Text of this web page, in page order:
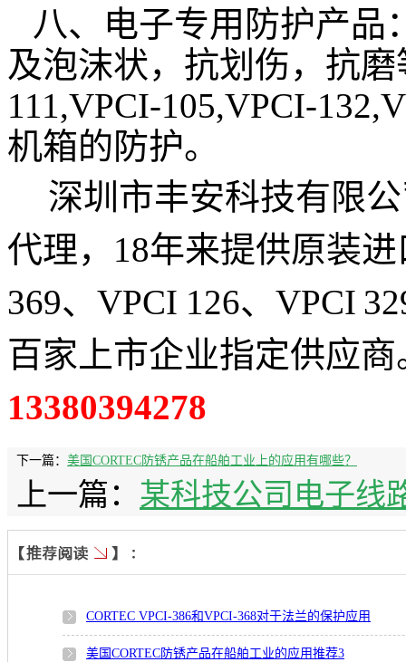
八、电子专用防护产品
及泡沫状，抗划伤，抗
111,VPCI-105,VPCI-
机箱的防护。
深圳市丰安科技有限
代理，18年来提供原装
369、VPCI 126、VPCI
百家上市企业指定供应
13380394278
下一篇： 美国CORTEC防锈产品在船舶工业上的应用有哪些？
上一篇： 某科技公司电子线
CORTEC VPCI-386和VPCI-368对于法兰的保护应用
美国CORTEC防锈产品在船舶工业的应用推荐3